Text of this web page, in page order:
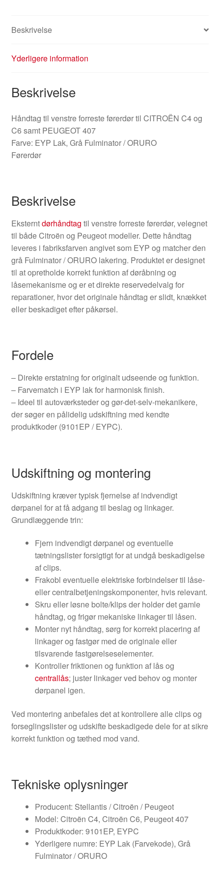
Beskrivelse
Yderligere information
Beskrivelse
Håndtag til venstre forreste førerdør til CITROËN C4 og
C6 samt PEUGEOT 407
Farve: EYP Lak, Grå Fulminator / ORURO
Førerdør
Beskrivelse
Eksterntdørhåndtag til venstre forreste førerdør, velegnet
til både Citroën og Peugeot modeller. Dette håndtag
leveres i fabriksfarven angivet som EYP og matcher den
grå Fulminator / ORURO lakering. Produktet er designet
til at opretholde korrekt funktion af døråbning og
låsemekanisme og er et direkte reservedelvalg for
reparationer, hvor det originale håndtag er slidt, knækket
eller beskadiget efter påkørsel.
Fordele
– Direkte erstatning for originalt udseende og funktion.
– Farvematch i EYP lak for harmonisk finish.
– Ideel til autoværksteder og gør-det-selv-mekanikere,
der søger en pålidelig udskiftning med kendte
produktkoder (9101EP / EYPC).
Udskiftning og montering
Udskiftning kræver typisk fjernelse af indvendigt
dørpanel for at få adgang til beslag og linkager.
Grundlæggende trin:
Fjern indvendigt dørpanel og eventuelle
tætningslister forsigtigt for at undgå beskadigelse
af clips.
Frakobl eventuelle elektriske forbindelser til låse-
eller centralbetjeningskomponenter, hvis relevant.
Skru eller løsne bolte/klips der holder det gamle
håndtag, og frigør mekaniske linkager til låsen.
Monter nyt håndtag, sørg for korrekt placering af
linkager og fastgør med de originale eller
tilsvarende fastgørelseselementer.
Kontroller friktionen og funktion af lås og
centrallås; juster linkager ved behov og monter
dørpanel igen.
Ved montering anbefales det at kontrollere alle clips og
forseglingslister og udskifte beskadigede dele for at sikre
korrekt funktion og tæthed mod vand.
Tekniske oplysninger
Producent: Stellantis / Citroën / Peugeot
Model: Citroën C4, Citroën C6, Peugeot 407
Produktkoder: 9101EP, EYPC
Yderligere numre: EYP Lak (Farvekode), Grå
Fulminator / ORURO